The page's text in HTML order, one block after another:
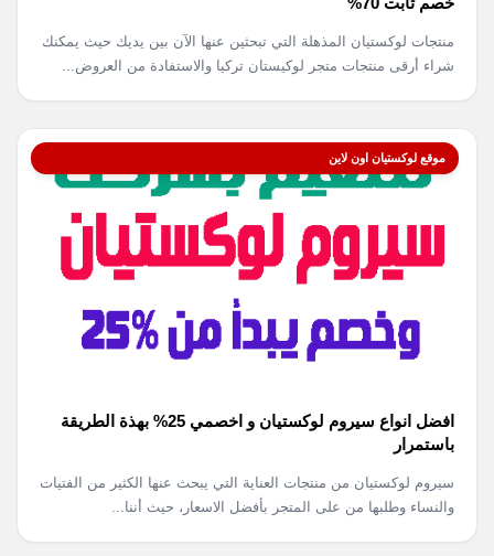
منتجات لوكستيان المذهلة التي تبحثين عنها الآن بين يديك حيث يمكنك
شراء أرقى منتجات متجر لوكيستان تركيا والاستفادة من العروض...
موقع لوكستيان اون لاين
افضل انواع سيروم لوكستيان و اخصمي 25% بهذة الطريقة
باستمرار
سيروم لوكستيان من منتجات العناية التي يبحث عنها الكثير من الفتيات
والنساء وطلبها من على المتجر بأفضل الاسعار، حيث أننا...